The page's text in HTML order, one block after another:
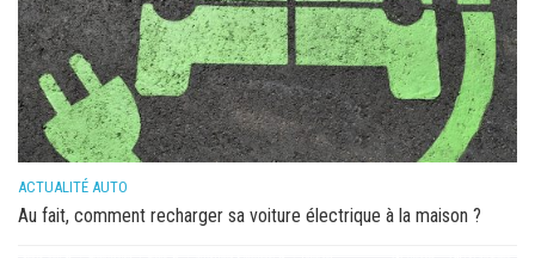
ACTUALITÉ AUTO
Au fait, comment recharger sa voiture électrique à la maison ?